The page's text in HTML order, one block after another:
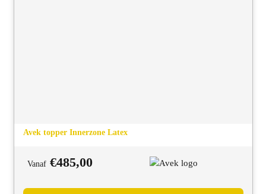
Avek topper Innerzone Latex
Vanaf €485,00